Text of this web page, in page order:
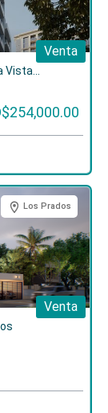
Venta
Los Prados
Venta